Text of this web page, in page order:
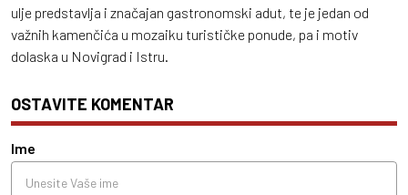
ulje predstavlja i značajan gastronomski adut, te je jedan od
važnih kamenčića u mozaiku turističke ponude, pa i motiv
dolaska u Novigrad i Istru.
OSTAVITE KOMENTAR
Ime